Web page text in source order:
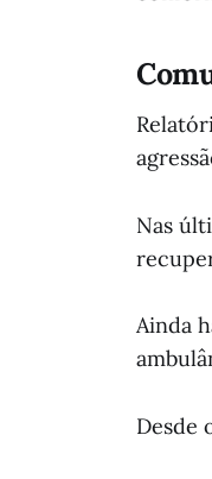
Nas
Ainda
Desde